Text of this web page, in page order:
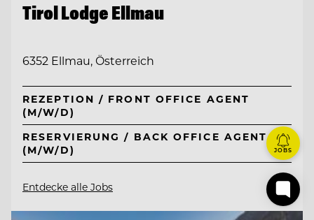
Tirol Lodge Ellmau
6352 Ellmau, Österreich
REZEPTION / FRONT OFFICE AGENT
(M/W/D)
RESERVIERUNG / BACK OFFICE AGENT
(M/W/D)
Entdecke alle Jobs
JOBS